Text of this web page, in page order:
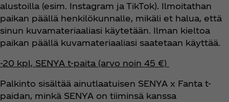
alustoilla (esim. Instagram ja TikTok). Ilmoitathan
paikan päällä henkilökunnalle, mikäli et halua, että
sinun kuvamateriaaliasi käytetään. Ilman kieltoa
paikan päällä kuvamateriaaliasi saatetaan käyttää.
-20 kpl, SENYA t-paita (arvo noin 45 €)
Palkinto sisältää ainutlaatuisen SENYA x Fanta t-
paidan, minkä SENYA on tiiminsä kanssa